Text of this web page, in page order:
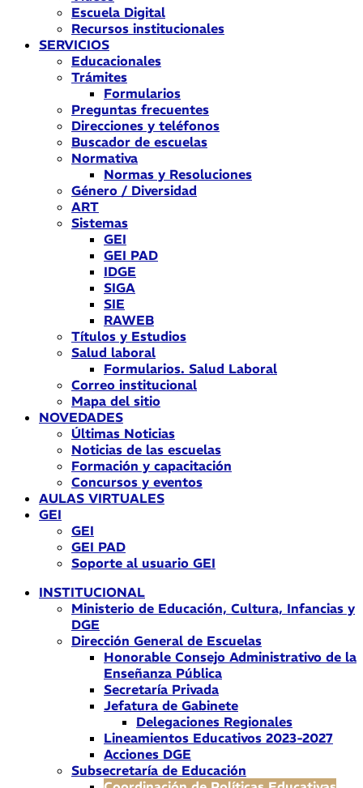
Escuela Digital
Recursos institucionales
SERVICIOS
Educacionales
Trámites
Formularios
Preguntas frecuentes
Direcciones y teléfonos
Buscador de escuelas
Normativa
Normas y Resoluciones
Género / Diversidad
ART
Sistemas
GEI
GEI PAD
IDGE
SIGA
SIE
RAWEB
Títulos y Estudios
Salud laboral
Formularios. Salud Laboral
Correo institucional
Mapa del sitio
NOVEDADES
Últimas Noticias
Noticias de las escuelas
Formación y capacitación
Concursos y eventos
AULAS VIRTUALES
GEI
GEI
GEI PAD
Soporte al usuario GEI
INSTITUCIONAL
Ministerio de Educación, Cultura, Infancias y
DGE
Dirección General de Escuelas
Honorable Consejo Administrativo de la
Enseñanza Pública
Secretaría Privada
Jefatura de Gabinete
Delegaciones Regionales
Lineamientos Educativos 2023-2027
Acciones DGE
Subsecretaría de Educación